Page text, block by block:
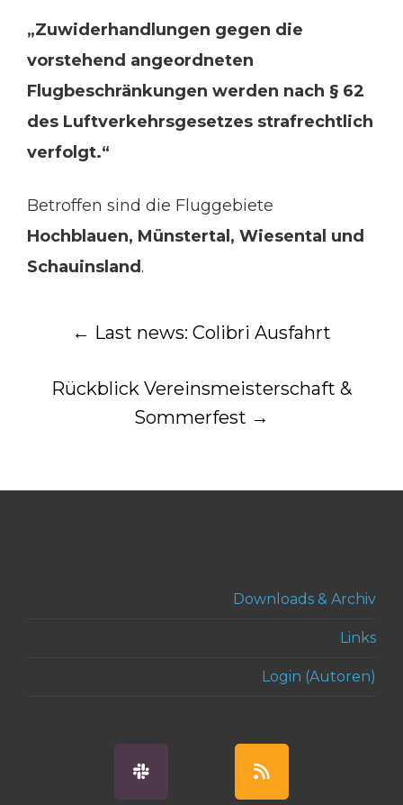
„Zuwiderhandlungen gegen die
vorstehend angeordneten
Flugbeschränkungen werden nach § 62
des Luftverkehrsgesetzes strafrechtlich
verfolgt.“
Betroffen sind die Fluggebiete
Hochblauen, Münstertal, Wiesental und
Schauinsland.
Post
navigation
← Last news: Colibri Ausfahrt
Rückblick Vereinsmeisterschaft &
Sommerfest →
Downloads & Archiv
Links
Login (Autoren)